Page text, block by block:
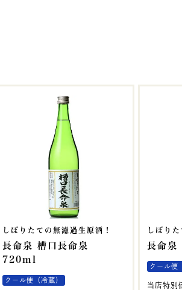
しぼりたての無濾過生原酒！
長命泉 槽口長命泉
720ml
クール便（冷蔵）
しぼり
長命泉
クール便
当店特別